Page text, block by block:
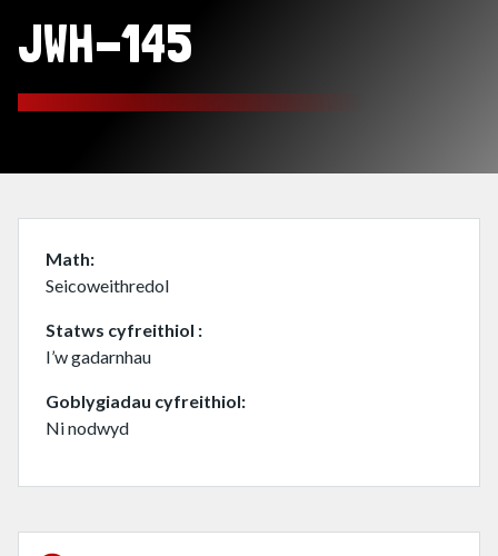
JWH-145
Math
Seicoweithredol
Statws cyfreithiol
I’w gadarnhau
Goblygiadau cyfreithiol
Ni nodwyd